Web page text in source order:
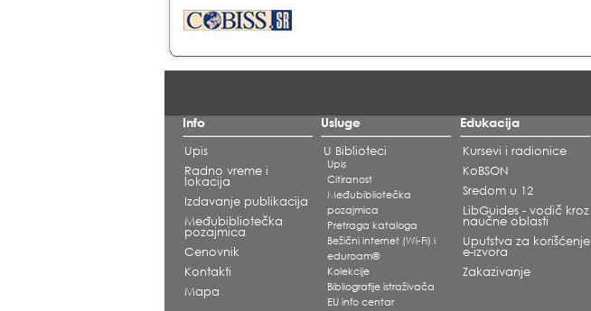
Info
Upis
Radno vreme i
lokacija
Izdavanje publikacija
Međubibliotečka
pozajmica
Cenovnik
Kontakti
Mapa
Usluge
U Biblioteci
Upis
Citiranost
Međubibliotečka
pozajmica
Pretraga kataloga
Bežični internet (Wi-Fi) i
eduroam®
Kolekcije
Bibliografije istraživača
EU info centar
Edukacija
Kursevi i radionice
KoBSON
Sredom u 12
LibGuides - vodič kroz
naučne oblasti
Uputstva za korišćenje
e-izvora
Zakazivanje